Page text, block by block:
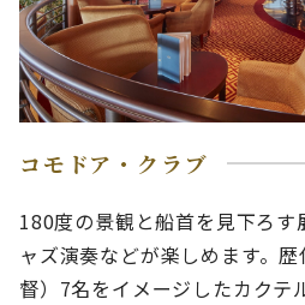
コモドア・クラブ
180度の景観と船首を見下ろ
ャズ演奏などが楽しめます。
督）7名をイメージしたカクテ